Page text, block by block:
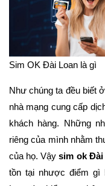
Sim OK Đài Loan là gì
Như chúng ta đều biết
nhà mạng cung cấp
khách hàng. Những
riêng của mình nhằm
của họ. Vậysim ok Đài
tồn tại nhược điểm gì